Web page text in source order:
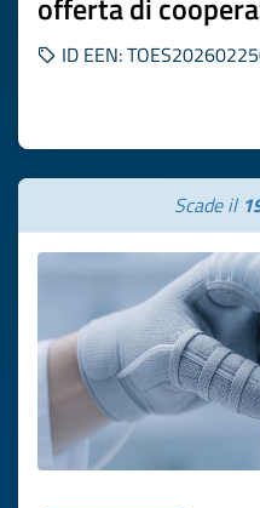
ID EEN:
Scade il